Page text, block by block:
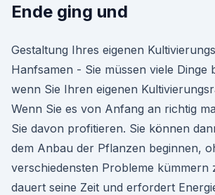
Ende ging und
Gestaltung Ihres eigenen
Hanfsamen - Sie müssen viele Dinge
wenn Sie Ihren eigenen
Wenn Sie es von Anfang an richtig
Sie davon profitieren. Sie können
dem Anbau der Pflanzen beginnen,
verschiedensten Probleme kümmern
dauert seine Zeit und erfordert